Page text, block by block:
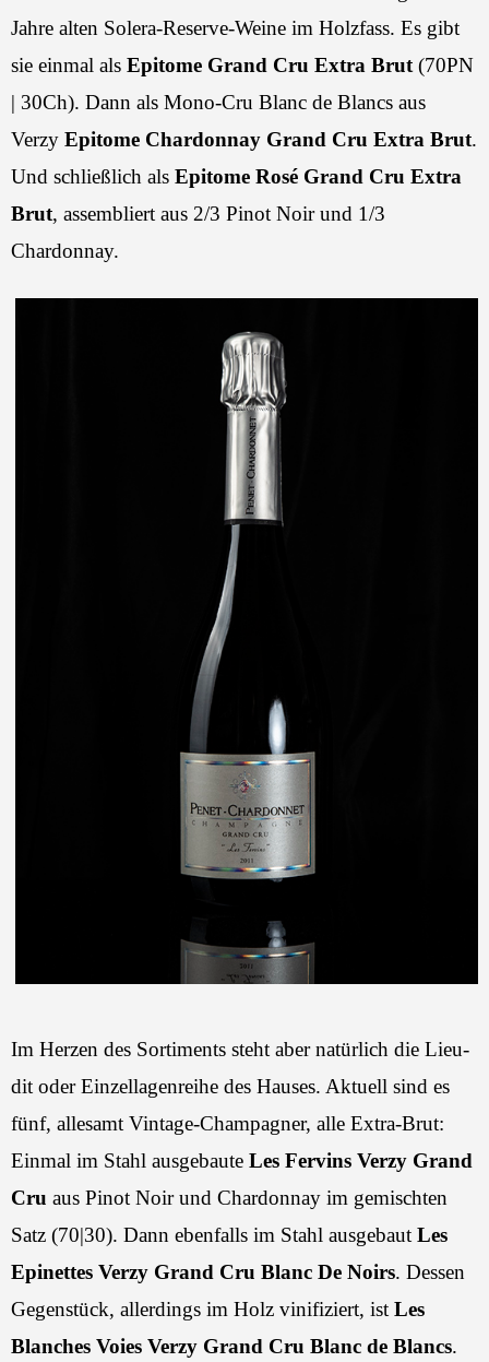
Jahre alten Solera-Reserve-Weine im Holzfass. Es gibt
sie einmal als Epitome Grand Cru Extra Brut (70PN
| 30Ch). Dann als Mono-Cru Blanc de Blancs aus
Verzy Epitome Chardonnay Grand Cru Extra Brut.
Und schließlich als Epitome Rosé Grand Cru Extra
Brut, assembliert aus 2/3 Pinot Noir und 1/3
Chardonnay.
Im Herzen des Sortiments steht aber natürlich die Lieu-
dit oder Einzellagenreihe des Hauses. Aktuell sind es
fünf, allesamt Vintage-Champagner, alle Extra-Brut:
Einmal im Stahl ausgebaute Les Fervins Verzy Grand
Cru aus Pinot Noir und Chardonnay im gemischten
Satz (70|30). Dann ebenfalls im Stahl ausgebaut Les
Epinettes Verzy Grand Cru Blanc De Noirs. Dessen
Gegenstück, allerdings im Holz vinifiziert, ist Les
Blanches Voies Verzy Grand Cru Blanc de Blancs.